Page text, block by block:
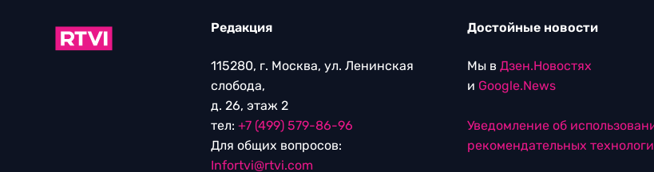
Редакция
115280, г. Москва, ул. Ленинская
слобода,
д. 26, этаж 2
тел: +7 (499) 579-86-96
Для общих вопросов:
Infortvi@rtvi.com
Достойные новости
Мы в Дзен.Новостях
и Google.News
Уведомление об
рекомендательных